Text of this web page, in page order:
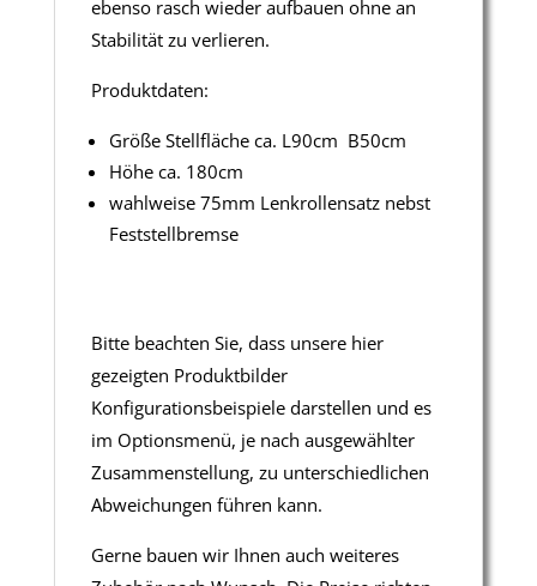
ebenso rasch wieder aufbauen ohne an
Stabilität zu verlieren.
Produktdaten:
Größe Stellfläche ca. L90cm B50cm
Höhe ca. 180cm
wahlweise 75mm Lenkrollensatz nebst
Feststellbremse
Bitte beachten Sie, dass unsere hier
gezeigten Produktbilder
Konfigurationsbeispiele darstellen und es
im Optionsmenü, je nach ausgewählter
Zusammenstellung, zu unterschiedlichen
Abweichungen führen kann.
Gerne bauen wir Ihnen auch weiteres